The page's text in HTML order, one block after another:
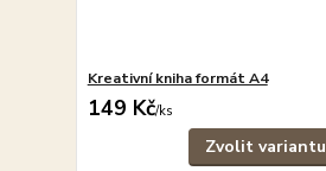
Kreativní kniha formát A4
149 Kč/ks
Zvolit variantu